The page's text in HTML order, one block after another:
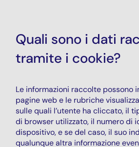
Quali sono i dati
tramite i cookie?
Le informazioni raccolte possono
pagine web e le rubriche
sulle quali l’utente ha cliccato, il
di browser utilizzato, il numero di
dispositivo, e se del caso, il suo
qualunque altra informazione